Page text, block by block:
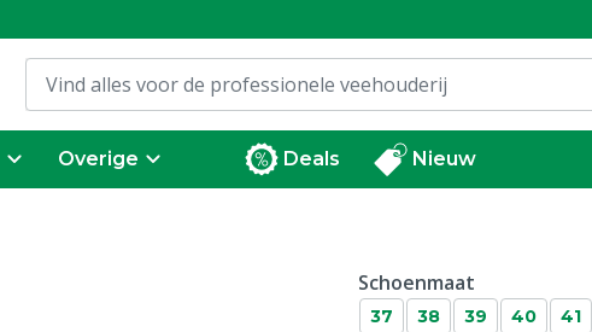
Overige Deals Nieuw
Schoenmaat
37 38 39 40 41